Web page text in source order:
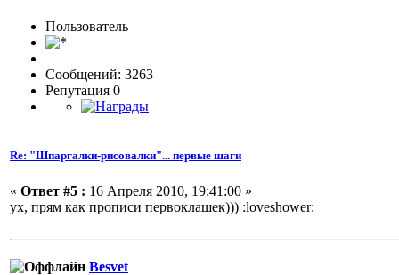
Пользовaтeль
Сообщений: 3263
Репутация 0
Re: "Шпаргалки-рисовалки"... первые шаги
« Ответ #5 : 16 Апреля 2010, 19:41:00 »
ух, прям как прописи первоклашек))) :loveshower:
Besvet